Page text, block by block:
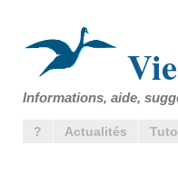
Informations, aide,
? Actualités